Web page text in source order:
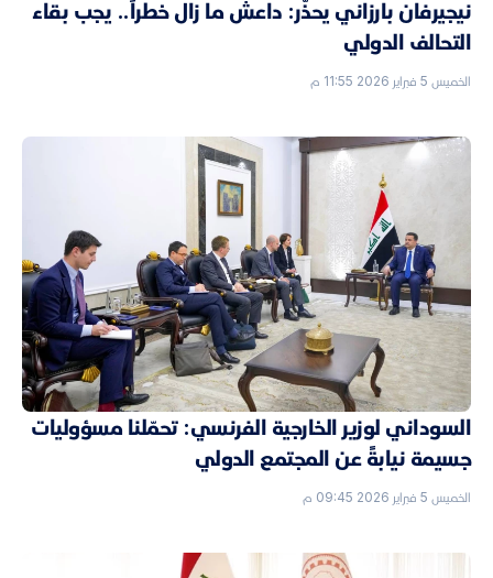
نيجيرفان بارزاني يحذّر: داعش ما زال خطراً.. يجب بقاء
التحالف الدولي
الخميس 5 فبراير 2026 11:55 م
السوداني لوزير الخارجية الفرنسي: تحمّلنا مسؤوليات
جسيمة نيابةً عن المجتمع الدولي
الخميس 5 فبراير 2026 09:45 م